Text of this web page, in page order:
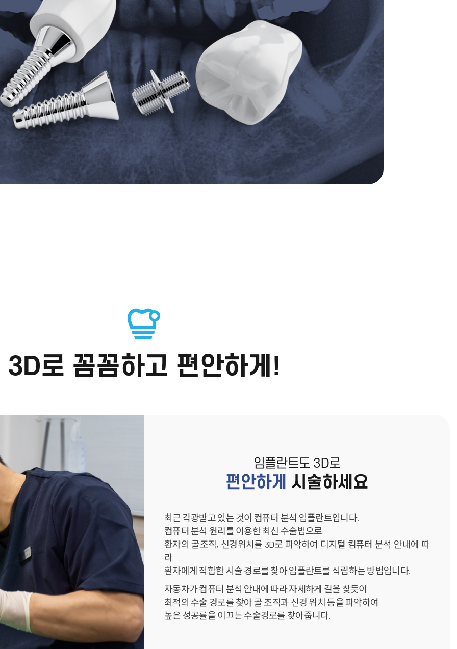
3D로 꼼꼼하고 편안하게!
임플란트도 3D로
편안하게 시술하세요
최근 각광받고 있는 것이 컴퓨터 분석 임플란트입니다.
컴퓨터 분석 원리를 이용한 최신 수술법으로
환자의 골조직, 신경위치를 3D로 파악하여 디지털 컴퓨터 분석 안내에 따
라
환자에게 적합한 시술 경로를 찾아 임플란트를 식립하는 방법입니다.
자동차가 컴퓨터 분석 안내에 따라 자세하게 길을 찾듯이
최적의 수술 경로를 찾아 골 조직과 신경 위치 등을 파악하여
높은 성공률을 이끄는 수술경로를 찾아줍니다.